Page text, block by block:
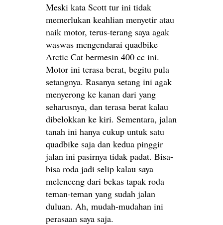
Meski kata Scott tur ini tidak
memerlukan keahlian menyetir atau
naik motor, terus-terang saya agak
waswas mengendarai quadbike
Arctic Cat bermesin 400 cc ini.
Motor ini terasa berat, begitu pula
setangnya. Rasanya setang ini agak
menyerong ke kanan dari yang
seharusnya, dan terasa berat kalau
dibelokkan ke kiri. Sementara, jalan
tanah ini hanya cukup untuk satu
quadbike saja dan kedua pinggir
jalan ini pasirnya tidak padat. Bisa-
bisa roda jadi selip kalau saya
melenceng dari bekas tapak roda
teman-teman yang sudah jalan
duluan. Ah, mudah-mudahan ini
perasaan saya saja.